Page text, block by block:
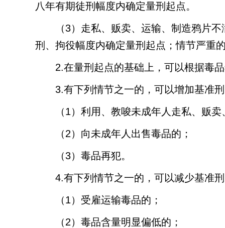
八年有期徒刑幅度内确定量刑起点。
（3）走私、贩卖、运输、制造鸦片
刑、拘役幅度内确定量刑起点；情节严重
2.在量刑起点的基础上，可以根据毒
3.有下列情节之一的，可以增加基准
（1）利用、教唆未成年人走私、贩
（2）向未成年人出售毒品的；
（3）毒品再犯。
4.有下列情节之一的，可以减少基准
（1）受雇运输毒品的；
（2）毒品含量明显偏低的；